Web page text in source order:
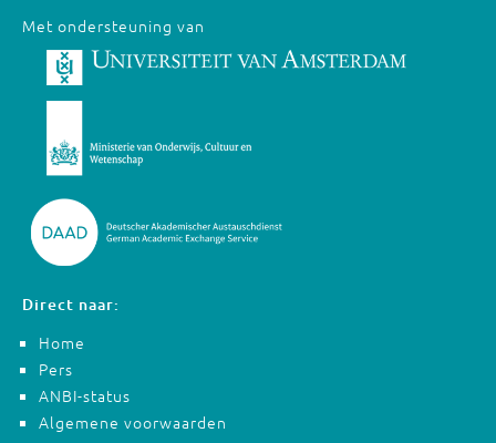
Met ondersteuning van
Direct naar:
Home
Pers
ANBI-status
Algemene voorwaarden